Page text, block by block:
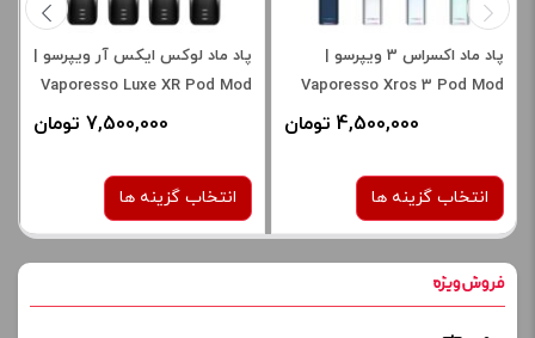
پاد ماد اکسراس 3 ویپرسو |
Vaporesso Xros 3 Pod Mod
4,500,000 تومان
انتخاب گزینه ها
پاد ماد لوکس ایکس آر ویپرسو |
Vaporesso Luxe XR Pod Mod
7,500,000 تومان
انتخاب گزینه ها